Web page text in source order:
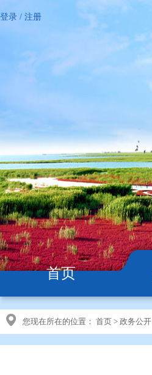
登录 / 注册
首页
您现在所在的位置： 首页 > 政务公开